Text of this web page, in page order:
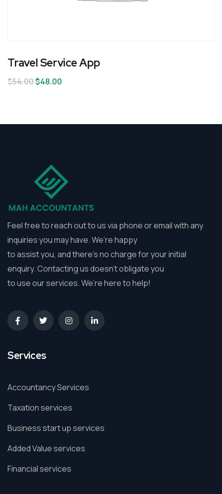
Travel Service App
$54.00$48.00
Feel free to reach out to us via phone or email with any
inquiries you may have. We’re happy
to assist you, and there’s no charge for your initial
enquiry. Contacting us doesn’t obligate you
to use our services. We’re here to help!
Services
Accountancy Services
Taxation services
Business start up services
Added Value services
Financial services